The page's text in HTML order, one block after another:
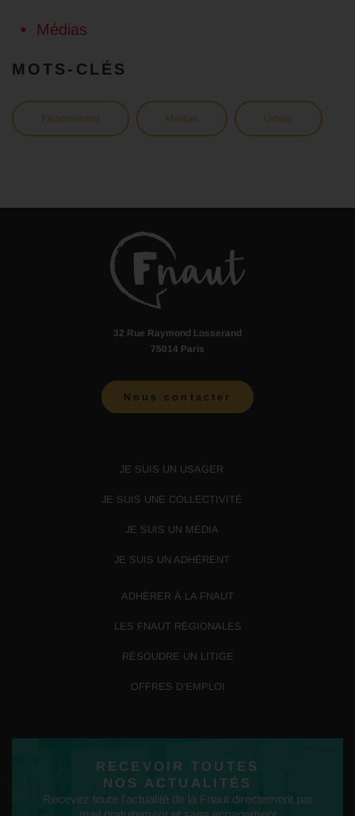
Médias
MOTS-CLÉS
Financement Médias Urbain
32 Rue Raymond Losserand
75014 Paris
Nous contacter
JE SUIS UN USAGER
JE SUIS UNE COLLECTIVITÉ
JE SUIS UN MÉDIA
JE SUIS UN ADHÉRENT
ADHÉRER À LA FNAUT
LES FNAUT RÉGIONALES
RÉSOUDRE UN LITIGE
OFFRES D’EMPLOI
RECEVOIR TOUTES
NOS ACTUALITÉS
Recevez toute l'actualité de la Fnaut directement par